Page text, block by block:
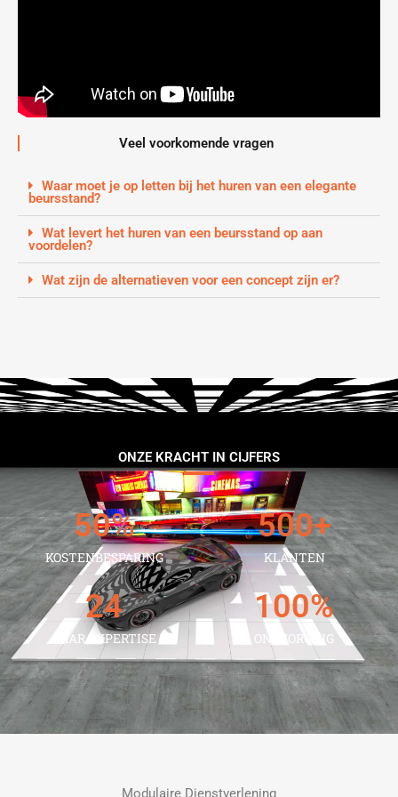
Veel voorkomende vragen
Waar moet je op letten bij het huren van een elegante
beursstand?
Wat levert het huren van een beursstand op aan
voordelen?
Wat zijn de alternatieven voor een concept zijn er?
ONZE KRACHT IN CIJFERS
KOSTENBESPARING
50%
KLANTEN
500+
JAAR EXPERTISE
24
ONTZORGING
100%
Modulaire Dienstverlening